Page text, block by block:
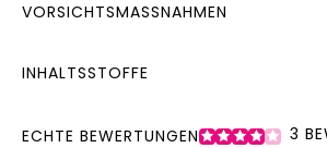
VORSICHTSMASSNAHMEN
INHALTSSTOFFE
ECHTE BEWERTUNGEN 3